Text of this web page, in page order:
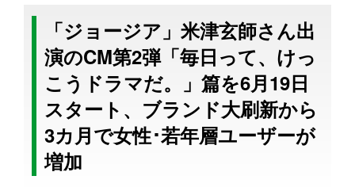
「ジョージア」米津玄師さん出
演のCM第2弾「毎日って、けっ
こうドラマだ。」篇を6月19日
スタート、ブランド大刷新から
3カ月で女性･若年層ユーザーが
増加